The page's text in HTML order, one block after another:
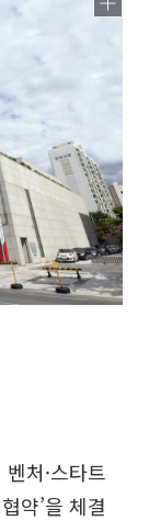
처·스타트
약’을 체결